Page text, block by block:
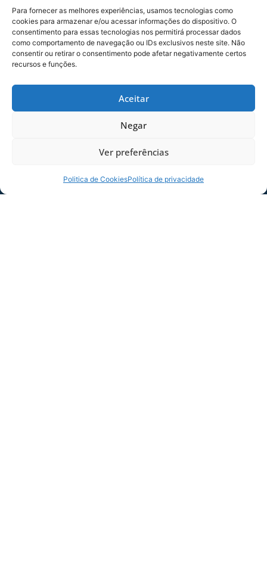
Para fornecer as melhores experiências, usamos tecnologias como
cookies para armazenar e/ou acessar informações do dispositivo. O
consentimento para essas tecnologias nos permitirá processar dados
como comportamento de navegação ou IDs exclusivos neste site. Não
consentir ou retirar o consentimento pode afetar negativamente certos
recursos e funções.
Aceitar
Negar
Ver preferências
Politica de CookiesPolítica de privacidade
COMPARTILHE ESSA NOTÍCIA
MAIS NOTÍCIAS